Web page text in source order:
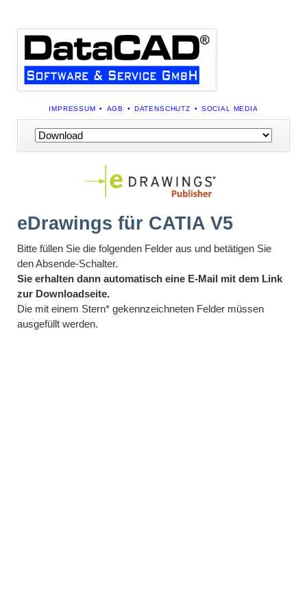
NAVIGATION
ÜBERSPRINGEN
IMPRESSUM AGB DATENSCHUTZ SOCIAL MEDIA
Navigation
überspringen
eDrawings für CATIA V5
Bitte füllen Sie die folgenden Felder aus und betätigen Sie
den Absende-Schalter.
Sie erhalten dann automatisch eine E-Mail mit dem Link
zur Downloadseite.
Die mit einem Stern* gekennzeichneten Felder müssen
ausgefüllt werden.